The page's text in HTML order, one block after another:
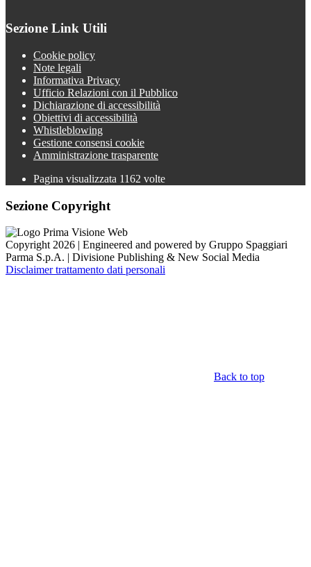
Sezione Link Utili
Cookie policy
Note legali
Informativa Privacy
Ufficio Relazioni con il Pubblico
Dichiarazione di accessibilità
Obiettivi di accessibilità
Whistleblowing
Gestione consensi cookie
Amministrazione trasparente
Pagina visualizzata 1162 volte
Sezione Copyright
Copyright 2026 | Engineered and powered by Gruppo Spaggiari
Parma S.p.A. | Divisione Publishing & New Social Media
Disclaimer trattamento dati personali
Back to top